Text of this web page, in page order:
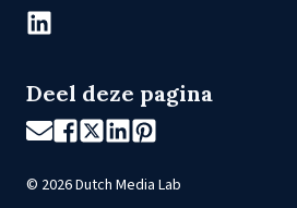
Deel deze pagina
© 2026Dutch Media Lab